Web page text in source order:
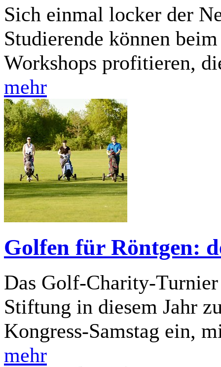
Sich einmal locker der
Studierende können
Workshops profitieren,
mehr
Golfen für Röntgen:
Das Golf-Charity-
Stiftung in diesem Jahr
Kongress-Samstag ein,
mehr